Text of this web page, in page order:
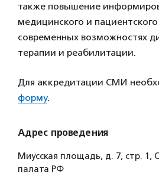
также повышение
медицинского и
современных возможностях
терапии и реабилитации.
Для аккредитации СМИ
форму.
Адрес проведения
Миусская площадь, д. 7, стр. 1,
палата РФ